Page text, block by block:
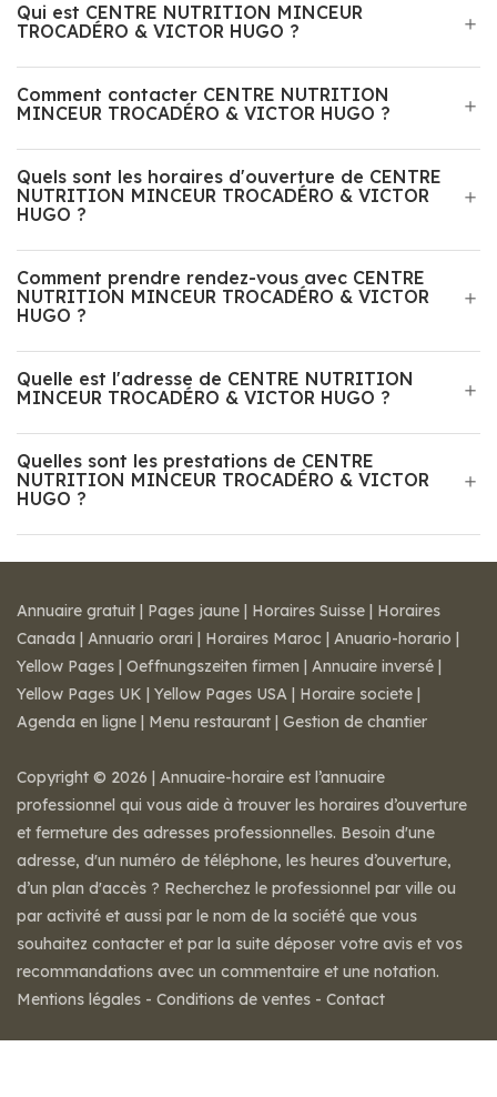
Qui est CENTRE NUTRITION MINCEUR
TROCADÉRO & VICTOR HUGO ?
Comment contacter CENTRE NUTRITION
MINCEUR TROCADÉRO & VICTOR HUGO ?
Quels sont les horaires d'ouverture de CENTRE
NUTRITION MINCEUR TROCADÉRO & VICTOR
HUGO ?
Comment prendre rendez-vous avec CENTRE
NUTRITION MINCEUR TROCADÉRO & VICTOR
HUGO ?
Quelle est l'adresse de CENTRE NUTRITION
MINCEUR TROCADÉRO & VICTOR HUGO ?
Quelles sont les prestations de CENTRE
NUTRITION MINCEUR TROCADÉRO & VICTOR
HUGO ?
Annuaire gratuit | Pages jaune | Horaires Suisse | Horaires
Canada | Annuario orari | Horaires Maroc | Anuario-horario |
Yellow Pages | Oeffnungszeiten firmen | Annuaire inversé |
Yellow Pages UK | Yellow Pages USA | Horaire societe |
Agenda en ligne | Menu restaurant | Gestion de chantier
Copyright © 2026 | Annuaire-horaire est l’annuaire
professionnel qui vous aide à trouver les horaires d’ouverture
et fermeture des adresses professionnelles. Besoin d'une
adresse, d'un numéro de téléphone, les heures d’ouverture,
d’un plan d'accès ? Recherchez le professionnel par ville ou
par activité et aussi par le nom de la société que vous
souhaitez contacter et par la suite déposer votre avis et vos
recommandations avec un commentaire et une notation.
Mentions légales - Conditions de ventes - Contact